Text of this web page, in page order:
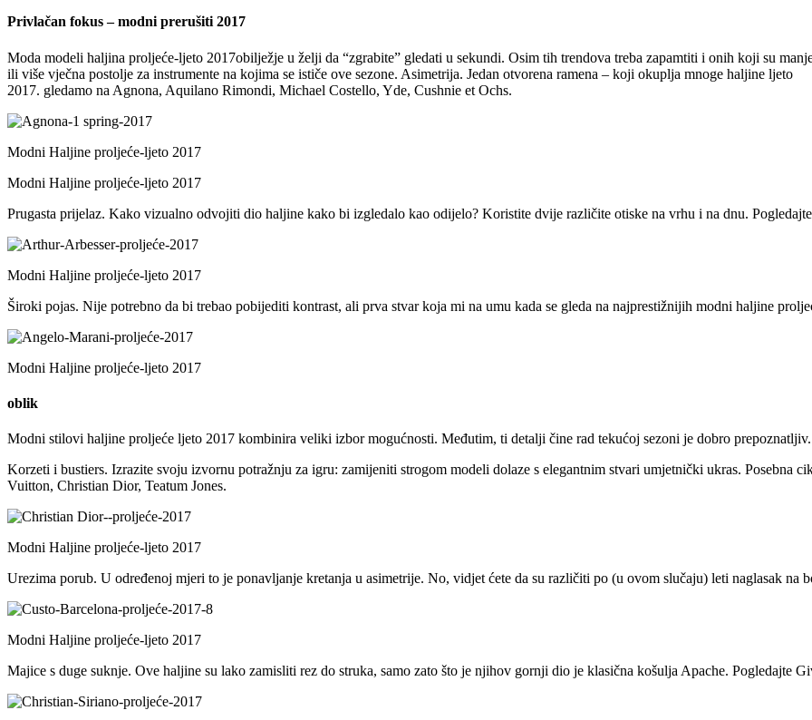
Privlačan fokus – modni prerušiti 2017
Moda modeli haljina proljeće-ljeto 2017obilježje u želji da “zgrabite” gledati u sekundi. Osim tih trendova treba zapamtiti i onih koji su
ili više vječna postolje za instrumente na kojima se ističe ove sezone. Asimetrija. Jedan otvorena ramena – koji okuplja mnoge haljine ljeto
2017. gledamo na Agnona, Aquilano Rimondi, Michael Costello, Yde, Cushnie et Ochs.
Modni Haljine proljeće-ljeto 2017
Modni Haljine proljeće-ljeto 2017
Prugasta prijelaz. Kako vizualno odvojiti dio haljine kako bi izgledalo kao odijelo? Koristite dvije različite otiske na vrhu i na dnu.
Modni Haljine proljeće-ljeto 2017
Široki pojas. Nije potrebno da bi trebao pobijediti kontrast, ali prva stvar koja mi na umu kada se gleda na najprestižnijih modni haljine
Modni Haljine proljeće-ljeto 2017
oblik
Modni stilovi haljine proljeće ljeto 2017 kombinira veliki izbor mogućnosti. Međutim, ti detalji čine rad tekućoj sezoni je dobro prepoznatljiv.
Korzeti i bustiers. Izrazite svoju izvornu potražnju za igru: zamijeniti strogom modeli dolaze s elegantnim stvari umjetnički ukras. Posebna
Vuitton, Christian Dior, Teatum Jones.
Modni Haljine proljeće-ljeto 2017
Urezima porub. U određenoj mjeri to je ponavljanje kretanja u asimetrije. No, vidjet ćete da su različiti po (u ovom slučaju) leti naglasak na
Modni Haljine proljeće-ljeto 2017
Majice s duge suknje. Ove haljine su lako zamisliti rez do struka, samo zato što je njihov gornji dio je klasična košulja Apache. Pogledajte